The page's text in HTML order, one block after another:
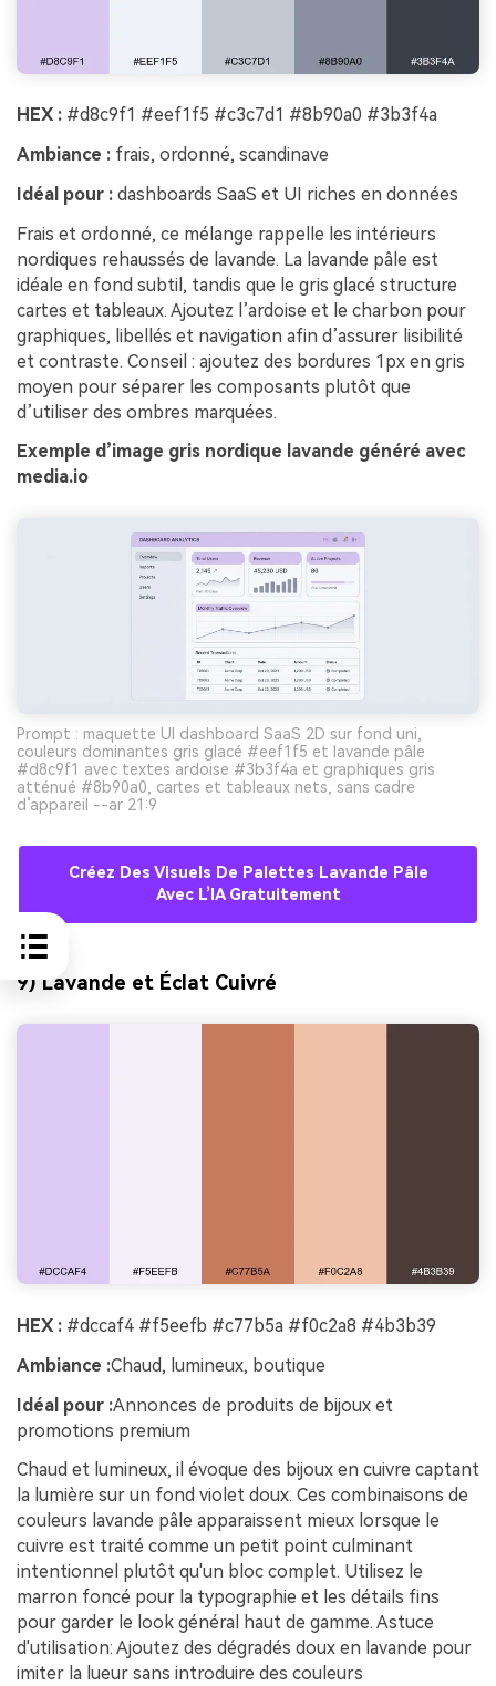
HEX : #d8c9f1 #eef1f5 #c3c7d1 #8b90a0 #3b3f4a
Ambiance : frais, ordonné, scandinave
Idéal pour : dashboards SaaS et UI riches en données
Frais et ordonné, ce mélange rappelle les intérieurs
nordiques rehaussés de lavande. La lavande pâle est
idéale en fond subtil, tandis que le gris glacé structure
cartes et tableaux. Ajoutez l’ardoise et le charbon pour
graphiques, libellés et navigation afin d’assurer lisibilité
et contraste. Conseil : ajoutez des bordures 1px en gris
moyen pour séparer les composants plutôt que
d’utiliser des ombres marquées.
Exemple d’image gris nordique lavande généré avec
media.io
Prompt : maquette UI dashboard SaaS 2D sur fond uni,
couleurs dominantes gris glacé #eef1f5 et lavande pâle
#d8c9f1 avec textes ardoise #3b3f4a et graphiques gris
atténué #8b90a0, cartes et tableaux nets, sans cadre
d’appareil --ar 21:9
Créez Des Visuels De Palettes Lavande Pâle
Avec L’IA Gratuitement
9) Lavande et Éclat Cuivré
HEX : #dccaf4 #f5eefb #c77b5a #f0c2a8 #4b3b39
Ambiance :Chaud, lumineux, boutique
Idéal pour :Annonces de produits de bijoux et
promotions premium
Chaud et lumineux, il évoque des bijoux en cuivre captant
la lumière sur un fond violet doux. Ces combinaisons de
couleurs lavande pâle apparaissent mieux lorsque le
cuivre est traité comme un petit point culminant
intentionnel plutôt qu'un bloc complet. Utilisez le
marron foncé pour la typographie et les détails fins
pour garder le look général haut de gamme. Astuce
d'utilisation: Ajoutez des dégradés doux en lavande pour
imiter la lueur sans introduire des couleurs